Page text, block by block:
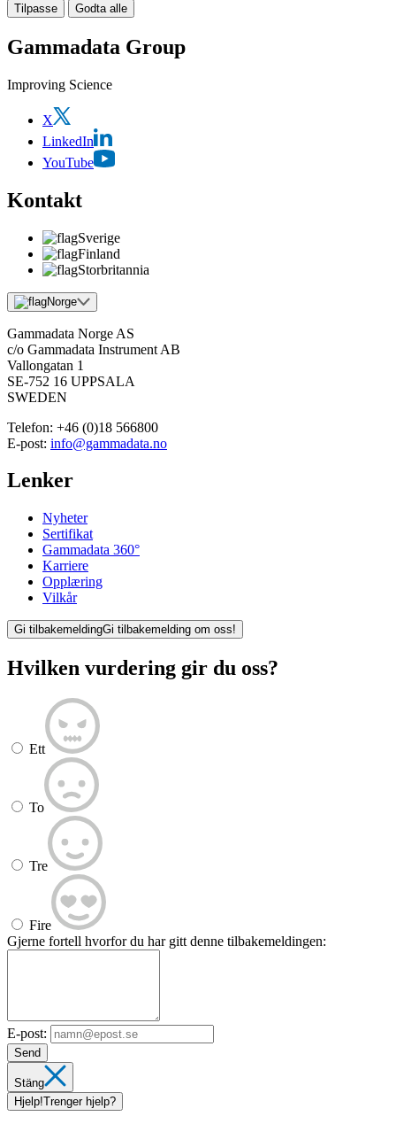
Tilpasse Godta alle
Gammadata Group
Improving Science
X
LinkedIn
YouTube
Kontakt
Sverige
Finland
Storbritannia
Norge
Gammadata Norge AS
c/o Gammadata Instrument AB
Vallongatan 1
SE-752 16 UPPSALA
SWEDEN
Telefon: +46 (0)18 566800
E-post: info@gammadata.no
Lenker
Nyheter
Sertifikat
Gammadata 360°
Karriere
Opplæring
Vilkår
Gi tilbakemeldingGi tilbakemelding om oss!
Hvilken vurdering gir du oss?
Ett
To
Tre
Fire
Gjerne fortell hvorfor du har gitt denne tilbakemeldingen:
E-post:
Send
Stäng
Hjelp!Trenger hjelp?